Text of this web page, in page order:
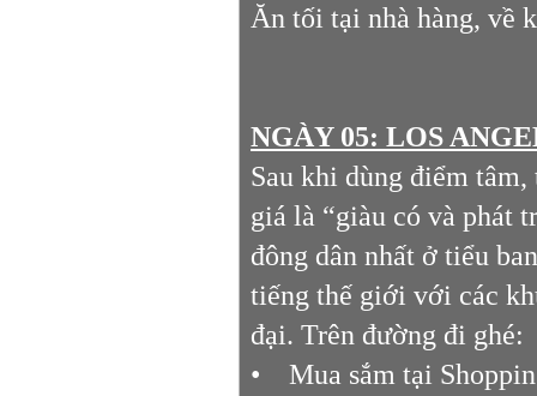
Ăn tối tại nhà hàng, về
NGÀY 05: LOS
Sau khi dùng điểm
giá là “giàu có và phát
đông dân nhất ở tiểu
tiếng thế giới với các
đại. Trên đường đi ghé:
• Mua sắm tại